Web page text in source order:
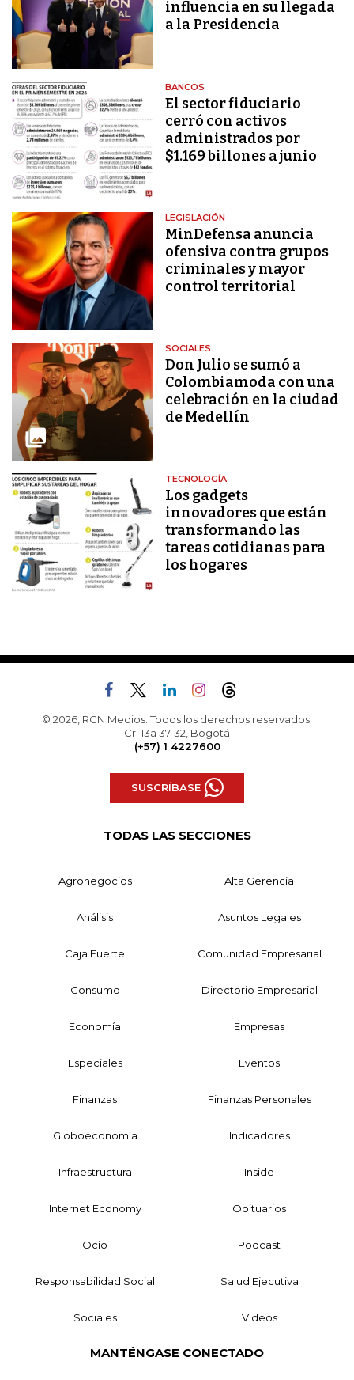
influencia en su llegada
a la Presidencia
BANCOS
El sector fiduciario
cerró con activos
administrados por
$1.169 billones a junio
LEGISLACIÓN
MinDefensa anuncia
ofensiva contra grupos
criminales y mayor
control territorial
SOCIALES
Don Julio se sumó a
Colombiamoda con una
celebración en la ciudad
de Medellín
TECNOLOGÍA
Los gadgets
innovadores que están
transformando las
tareas cotidianas para
los hogares
© 2026, RCN Medios. Todos los derechos reservados.
Cr. 13a 37-32, Bogotá
(+57) 1 4227600
SUSCRÍBASE
TODAS LAS SECCIONES
Agronegocios Alta Gerencia
Análisis Asuntos Legales
Caja Fuerte Comunidad Empresarial
Consumo Directorio Empresarial
Economía Empresas
Especiales Eventos
Finanzas Finanzas Personales
Globoeconomía Indicadores
Infraestructura Inside
Internet Economy Obituarios
Ocio Podcast
Responsabilidad Social Salud Ejecutiva
Sociales Videos
MANTÉNGASE CONECTADO